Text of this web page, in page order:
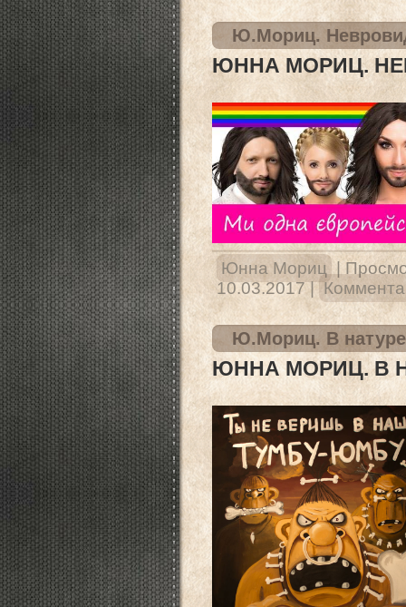
Ю.Мориц.
ЮННА МОРИЦ.
Юнна Мориц |
10.03.2017 |
Ю.Мориц. В натуре
ЮННА МОРИЦ. В